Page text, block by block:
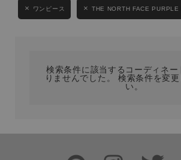
ブランド
ワンピース THE NORTH FACE PURPLE
検索条件に該当するコーディネー
りませんでした。 検索条件を変
い。